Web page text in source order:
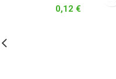
0,12 €